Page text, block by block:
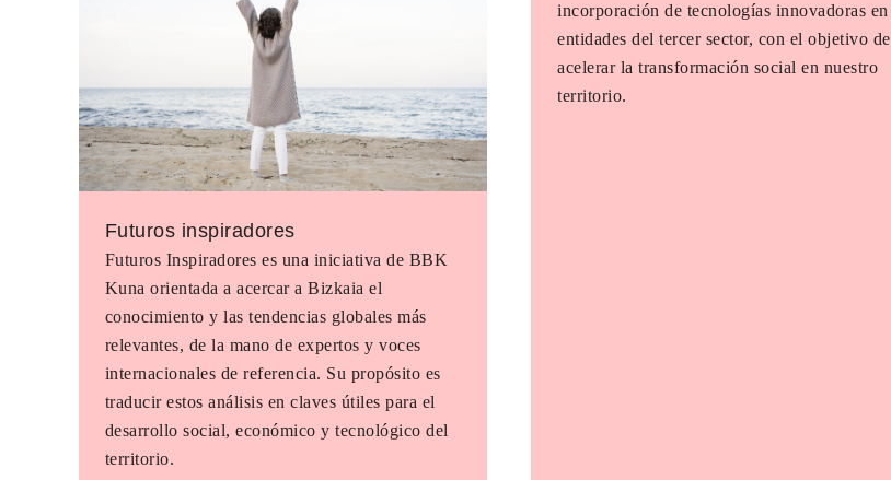
Futuros inspiradores
Futuros Inspiradores es una iniciativa de BBK
Kuna orientada a acercar a Bizkaia el
conocimiento y las tendencias globales más
relevantes, de la mano de expertos y voces
internacionales de referencia. Su propósito es
traducir estos análisis en claves útiles para el
desarrollo social, económico y tecnológico del
territorio.
incorporación de tecnologías innovadoras en
entidades del tercer sector, con el objetivo de
acelerar la transformación social en nuestro
territorio.